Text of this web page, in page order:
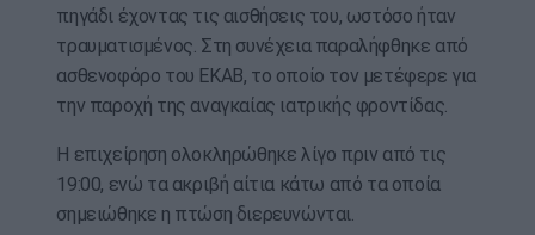
πηγάδι έχοντας τις αισθήσεις του, ωστόσο ήταν
τραυματισμένος. Στη συνέχεια παραλήφθηκε από
ασθενοφόρο του ΕΚΑΒ, το οποίο τον μετέφερε για
την παροχή της αναγκαίας ιατρικής φροντίδας.
Η επιχείρηση ολοκληρώθηκε λίγο πριν από τις
19:00, ενώ τα ακριβή αίτια κάτω από τα οποία
σημειώθηκε η πτώση διερευνώνται.